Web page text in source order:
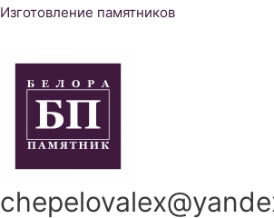
Перейти
содержимому
Изготовление памятников